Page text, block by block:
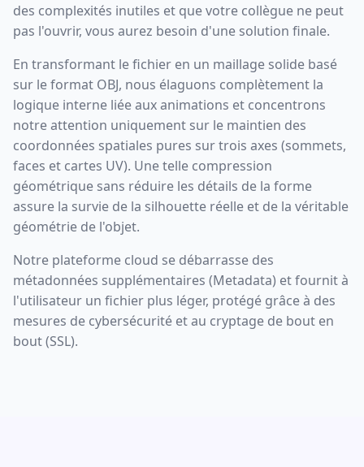
des complexités inutiles et que votre collègue ne peut
pas l'ouvrir, vous aurez besoin d'une solution finale.
En transformant le fichier en un maillage solide basé
sur le format OBJ, nous élaguons complètement la
logique interne liée aux animations et concentrons
notre attention uniquement sur le maintien des
coordonnées spatiales pures sur trois axes (sommets,
faces et cartes UV). Une telle compression
géométrique sans réduire les détails de la forme
assure la survie de la silhouette réelle et de la véritable
géométrie de l'objet.
Notre plateforme cloud se débarrasse des
métadonnées supplémentaires (Metadata) et fournit à
l'utilisateur un fichier plus léger, protégé grâce à des
mesures de cybersécurité et au cryptage de bout en
bout (SSL).